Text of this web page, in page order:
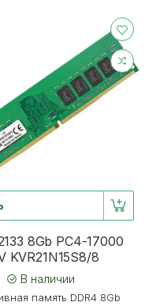
8Gb PC4-17000
KVR21N15S8/8
В наличии
память DDR4 8Gb